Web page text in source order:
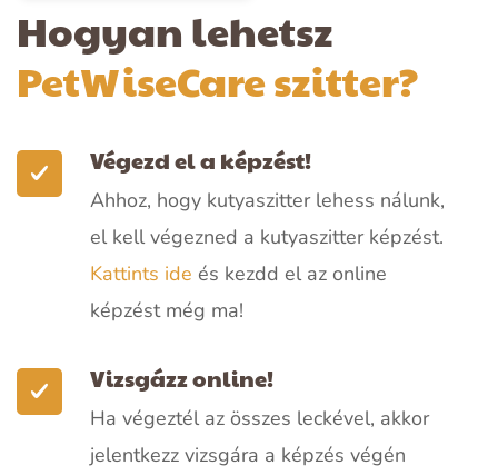
Hogyan lehetsz
PetWiseCare szitter?
Végezd el a képzést!
Ahhoz, hogy kutyaszitter lehess nálunk,
el kell végezned a kutyaszitter képzést.
Kattints ide és kezdd el az online
képzést még ma!
Vizsgázz online!
Ha végeztél az összes leckével, akkor
jelentkezz vizsgára a képzés végén